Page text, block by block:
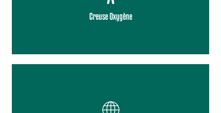
Creuse Oxygène